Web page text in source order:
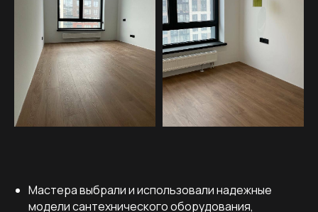
Мастера выбрали и использовали надежные
модели сантехнического оборудования,